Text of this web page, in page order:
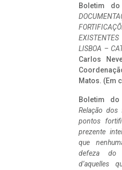
Boletim
LISBOA –
Carlos
Matos. (Em
Boletim
Relação dos
pontos
prezente
que
defeza do
d’aquelles